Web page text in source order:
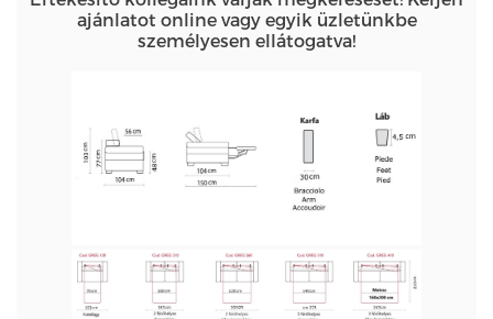
ajánlatot online vagy egyik üzletünkbe
személyesen ellátogatva!